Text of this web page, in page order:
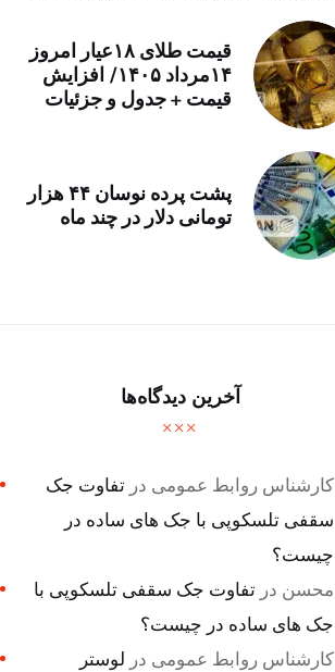
قیمت طلای ۱۸عیار امروز
۱۴مرداد ۱۴۰۵/ افزایش
قیمت + جدول و جزئیات
پشت پرده نوسان ۴۴ هزار
تومانی دلار در چند ماه
آخرین دیدگاه‌ها
کارشناس روابط عمومی در تفاوت جک
سقفی تلسکوپی با جک های ساده در
چیست؟
محسن در تفاوت جک سقفی تلسکوپی با
جک های ساده در چیست؟
کارشناس روابط عمومی در لوستر